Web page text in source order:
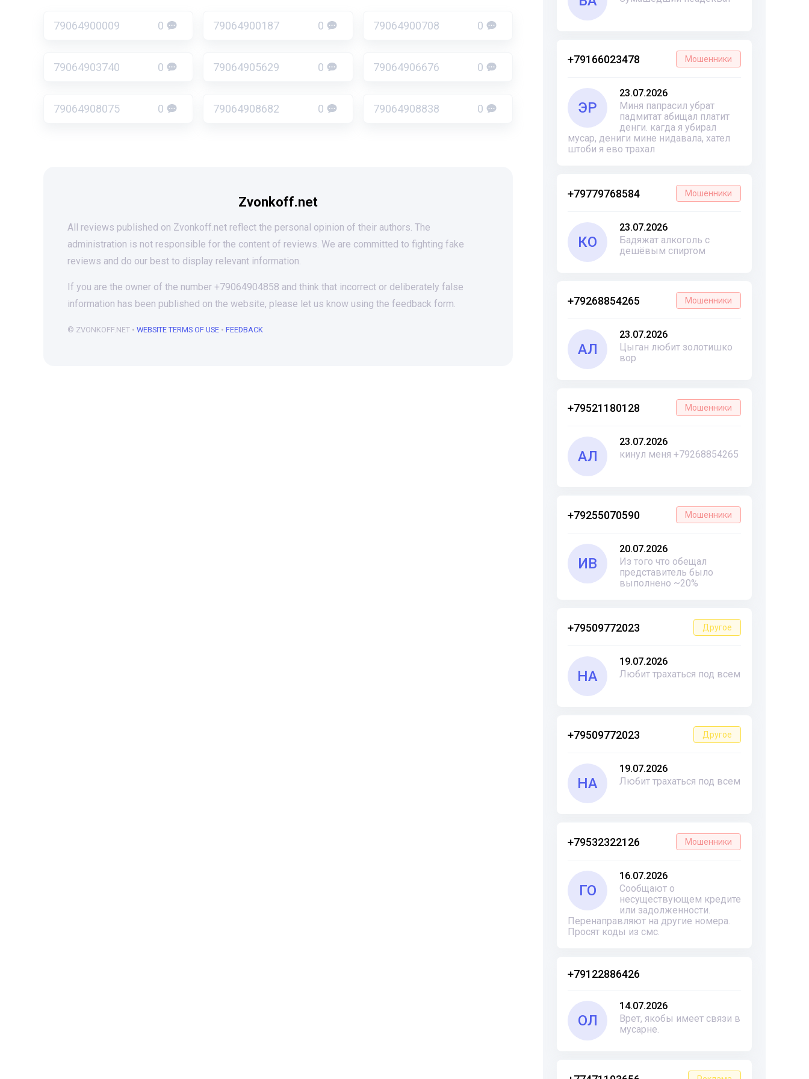
+79166023478 Мошенники
ЭР
23.07.2026
Миня папрасил убрат
падмитат абищал платит
денги. кагда я убирал
мусар, дениги мине нидавала, хател
штоби я ево трахал
+79779768584 Мошенники
КО
23.07.2026
Бадяжат алкоголь с
дешёвым спиртом
+79268854265 Мошенники
АЛ
23.07.2026
Цыган любит золотишко
вор
+79521180128 Мошенники
АЛ
23.07.2026
кинул меня +79268854265
+79255070590 Мошенники
ИВ
20.07.2026
Из того что обещал
представитель было
выполнено ~20%
+79509772023 Другое
НА
19.07.2026
Любит трахаться под всем
+79509772023 Другое
НА
19.07.2026
Любит трахаться под всем
+79532322126 Мошенники
ГО
16.07.2026
Сообщают о
несуществующем кредите
или задолженности.
Перенаправляют на другие номера.
Просят коды из смс.
+79122886426
ОЛ
14.07.2026
Врет, якобы имеет связи в
мусарне.
79064900009 0 79064900187 0 79064900708 0
79064903740 0 79064905629 0 79064906676 0
79064908075 0 79064908682 0 79064908838 0
Zvonkoff.net
All reviews published on Zvonkoff.net reflect the personal opinion of their authors. The
administration is not responsible for the content of reviews. We are committed to fighting fake
reviews and do our best to display relevant information.
If you are the owner of the number +79064904858 and think that incorrect or deliberately false
information has been published on the website, please let us know using the feedback form.
© ZVONKOFF.NET • WEBSITE TERMS OF USE • FEEDBACK